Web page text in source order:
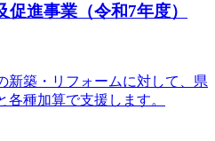
進事業（令和7年度）
新築・リフォームに対して、県
種加算で支援します。